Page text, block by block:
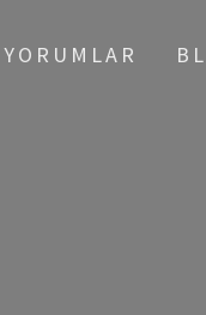
YORUMLAR